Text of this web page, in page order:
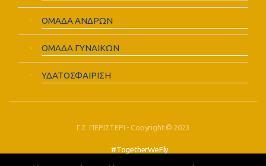
ΟΜΑΔΑ ΑΝΔΡΩΝ
ΟΜΑΔΑ ΓΥΝΑΙΚΩΝ
ΥΔΑΤΟΣΦΑΙΡΙΣΗ
Γ.Σ. ΠΕΡΙΣΤΕΡΙ - Copyright © 2023
#TogetherWeFly